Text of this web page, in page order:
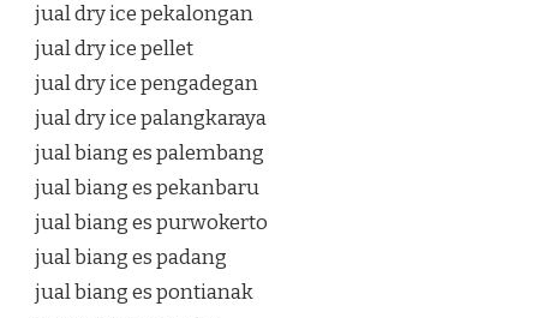
jual dry ice pekalongan
jual dry ice pellet
jual dry ice pengadegan
jual dry ice palangkaraya
jual biang es palembang
jual biang es pekanbaru
jual biang es purwokerto
jual biang es padang
jual biang es pontianak